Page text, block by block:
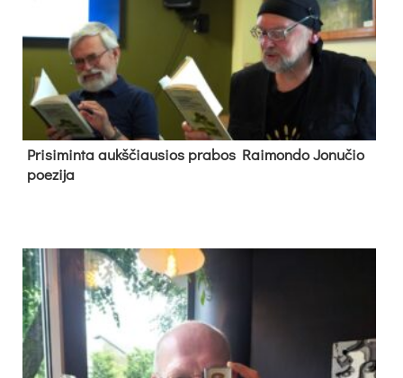
Pri­si­min­ta aukš­čiau­sios pra­bos Rai­mon­do Jo­nu­čio
poe­zi­ja